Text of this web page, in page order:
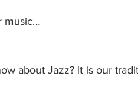
music…
about Jazz? It is our